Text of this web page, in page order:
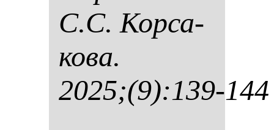
С.С. Кор­са­
ко­ва.
2025;(9):139-144